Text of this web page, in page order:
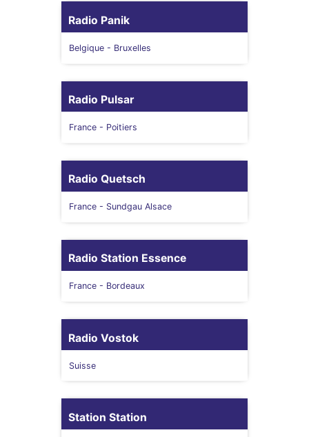
Radio Panik
Belgique - Bruxelles
Radio Pulsar
France - Poitiers
Radio Quetsch
France - Sundgau Alsace
Radio Station Essence
France - Bordeaux
Radio Vostok
Suisse
Station Station